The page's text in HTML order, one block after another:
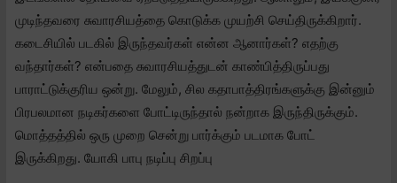
முடிந்தவரை சுவாரசியத்தை கொடுக்க முயற்சி செய்திருக்கிறார்.
கடைசியில் படகில் இருந்தவர்கள் என்ன ஆனார்கள்? எதற்கு
வந்தார்கள்? என்பதை சுவாரசியத்துடன் காண்பித்திருப்பது
பாராட்டுக்குரிய ஒன்று. மேலும், சில கதாபாத்திரங்களுக்கு இன்னும்
பிரபலமான நடிகர்களை போட்டிருந்தால் நன்றாக இருந்திருக்கும்.
மொத்தத்தில் ஒரு முறை சென்று பார்க்கும் படமாக போட்
இருக்கிறது. யோகி பாபு நடிப்பு சிறப்பு